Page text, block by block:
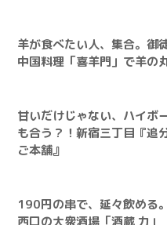
羊が食べたい人、集合。御
中国料理「喜羊門」で羊の
甘いだけじゃない、ハイボ
も合う？！新宿三丁目『追
ご本舗』
190円の串で、延々飲める